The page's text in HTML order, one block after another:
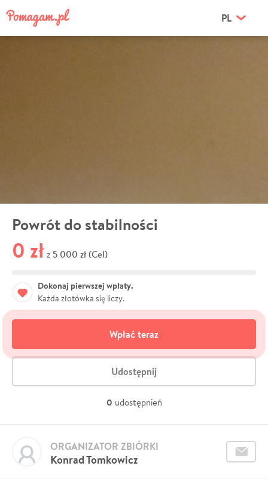
PL
Powrót do stabilności
0 zł z 5 000 zł (Cel)
Dokonaj pierwszej wpłaty.
Każda złotówka się liczy.
Wpłać teraz
Udostępnij
0 udostępnień
Konrad Tomkowicz
ORGANIZATOR ZBIÓRKI